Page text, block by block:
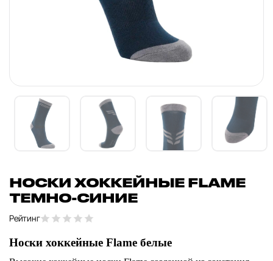
НОСКИ ХОККЕЙНЫЕ FLAME
ТЕМНО-СИНИЕ
Рейтинг
Носки хоккейные Flame белые